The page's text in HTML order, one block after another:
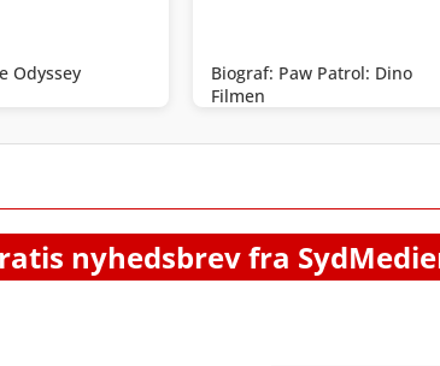
Odyssey
Biograf: Paw Patrol: Dino
Filmen
nyhedsbrev fra